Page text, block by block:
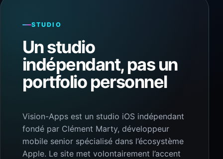
STUDIO
Un studio
indépendant, pas un
portfolio personnel
Vision-Apps est un studio iOS indépendant
fondé par Clément Marty, développeur
mobile senior spécialisé dans l’écosystème
Apple. Le site met volontairement l’accent